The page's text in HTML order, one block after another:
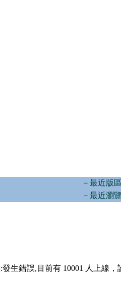
－最近版
－最近瀏
發生錯誤,目前有 10001 人上線